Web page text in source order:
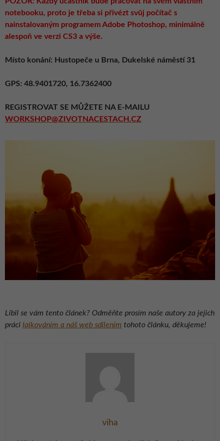
notebooku, proto je třeba si přivézt svůj počítač s
nainstalovaným programem Adobe Photoshop, minimálně
alespoň ve verzi CS3 a výše.
Místo konání: Hustopeče u Brna, Dukelské náměstí 31
GPS: 48.9401720, 16.7362400
REGISTROVAT SE MŮŽETE NA E-MAILU
WORKSHOP@ZIVOTNACESTACH.CZ
Líbil se vám tento článek? Odměňte prosím naše autory za jejich
práci lajkováním a náš web sdílením tohoto článku, děkujeme!
viha